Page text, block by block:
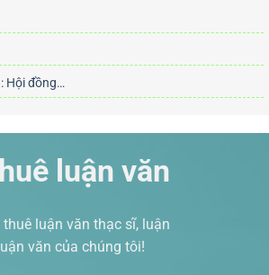
Hội đồng…
luận văn
luận văn thạc sĩ, luận
văn của chúng tôi!